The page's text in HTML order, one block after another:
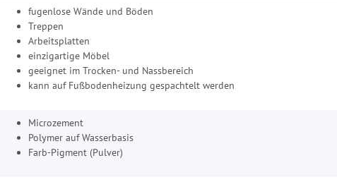
fugenlose Wände und Böden
Treppen
Arbeitsplatten
einzigartige Möbel
geeignet im Trocken- und Nassbereich
kann auf Fußbodenheizung gespachtelt werden
Microzement
Polymer auf Wasserbasis
Farb-Pigment (Pulver)